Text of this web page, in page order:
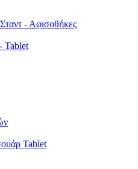
- Αφισοθήκες
Tablet
Tablet